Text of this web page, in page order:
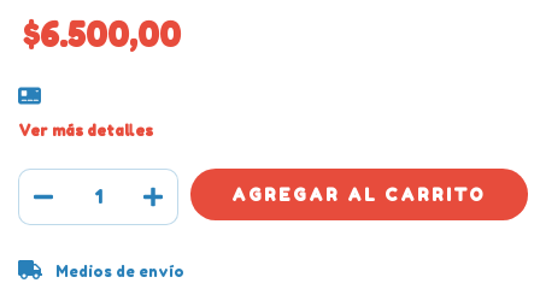
$6.500,00
Ver más detalles
Entregas para el CP:
Medios de envío